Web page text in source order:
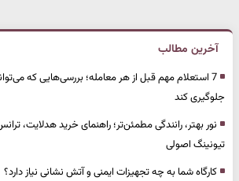
آخرین مطالب
7 استعلام مهم قبل از هر معامله؛ بررسی‌هایی که
جلوگیری کند
نور بهتر، رانندگی مطمئن‌تر؛ راهنمای خرید هدلایت،
تیونینگ اصولی
کارگاه شما به چه تجهیزات ایمنی و آتش نشانی نیاز دارد؟